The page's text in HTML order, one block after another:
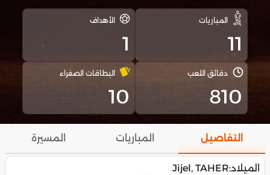
المباريات
11
الأهداف
1
دقائق اللعب
810
البطاقات الصفراء
10
التفاصيل المباريات المسيرة
الميلاد:Jijel, TAHER